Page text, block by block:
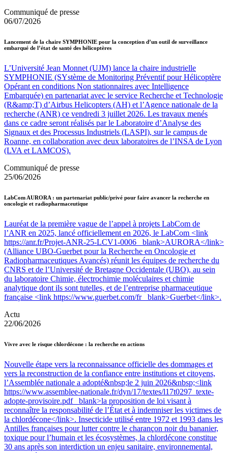
Communiqué de presse
06/07/2026
Lancement de la chaire SYMPHONIE pour la conception d’un outil de surveillance
embarqué de l’état de santé des hélicoptères
L’Université Jean Monnet (UJM) lance la chaire industrielle
SYMPHONIE (SYstème de Monitoring Préventif pour Hélicoptère
Opérant en conditions Non stationnaires avec Intelligence
Embarquée) en partenariat avec le service Recherche et Technologie
(R&amp;T) d’Airbus Helicopters (AH) et l’Agence nationale de la
recherche (ANR) ce vendredi 3 juillet 2026. Les travaux menés
dans ce cadre seront réalisés par le Laboratoire d’Analyse des
Signaux et des Processus Industriels (LASPI), sur le campus de
Roanne, en collaboration avec deux laboratoires de l’INSA de Lyon
(LVA et LAMCOS).
Communiqué de presse
25/06/2026
LabCom AURORA : un partenariat public/privé pour faire avancer la recherche en
oncologie et radiopharmaceutique
Lauréat de la première vague de l’appel à projets LabCom de
l’ANR en 2025, lancé officiellement en 2026, le LabCom <link
https://anr.fr/Projet-ANR-25-LCV1-0006 _blank>AURORA</link>
(Alliance UBO-Guerbet pour la Recherche en Oncologie et
Radiopharmaceutiques Avancés) réunit les équipes de recherche du
CNRS et de l’Université de Bretagne Occidentale (UBO), au sein
du laboratoire Chimie, électrochimie moléculaires et chimie
analytique dont ils sont tutelles, et de l’entreprise pharmaceutique
française <link https://www.guerbet.com/fr _blank>Guerbet</link>.
Actu
22/06/2026
Vivre avec le risque chlordécone : la recherche en actions
Nouvelle étape vers la reconnaissance officielle des dommages et
vers la reconstruction de la confiance entre institutions et citoyens,
l’Assemblée nationale a adopté&nbsp;le 2 juin 2026&nbsp;<link
https://www.assemblee-nationale.fr/dyn/17/textes/l17t0297_texte-
adopte-provisoire.pdf _blank>la proposition de loi visant à
reconnaître la responsabilité de l’État et à indemniser les victimes de
la chlordécone</link>. Insecticide utilisé entre 1972 et 1993 dans les
Antilles françaises pour lutter contre le charançon noir du bananier,
toxique pour l’humain et les écosystèmes, la chlordécone constitue
30 ans après son interdiction un enjeu sanitaire, environnemental,